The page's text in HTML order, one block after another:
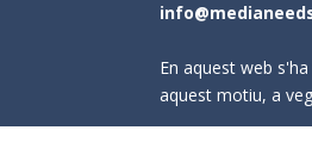
En aquest web
aquest motiu, a